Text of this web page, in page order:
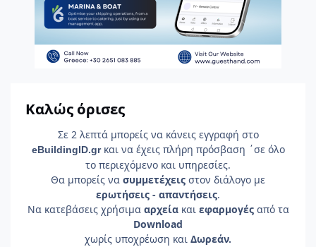
Καλώς όρισες
Σε 2 λεπτά μπορείς να κάνεις εγγραφή στο
eBuildingID.gr και να έχεις πλήρη πρόσβαση ΄σε όλο
το περιεχόμενο και υπηρεσίες.
Θα μπορείς να συμμετέχεις στον διάλογο με
ερωτήσεις - απαντήσεις.
Να κατεβάσεις χρήσιμα αρχείακαι εφαρμογέςαπό τα
Download
χωρίς υποχρέωση και Δωρεάν.